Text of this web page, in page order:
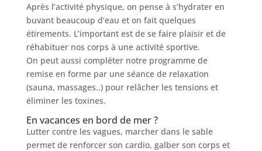
Après l’activité physique, on pense à s’hydrater en
buvant beaucoup d’eau et on fait quelques
étirements. L’important est de se faire plaisir et de
réhabituer nos corps à une activité sportive.
On peut aussi compléter notre programme de
remise en forme par une séance de relaxation
(sauna, massages..) pour relâcher les tensions et
éliminer les toxines.
En vacances en bord de mer ?
Lutter contre les vagues, marcher dans le sable
permet de renforcer son cardio, galber son corps et